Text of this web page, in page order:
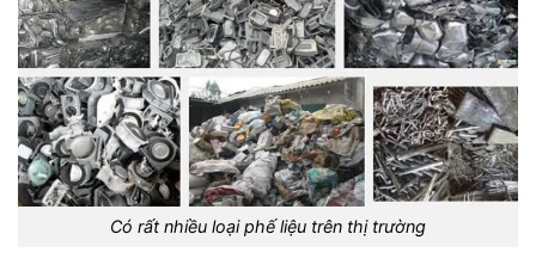
Có rất nhiều loại phế liệu trên thị trường